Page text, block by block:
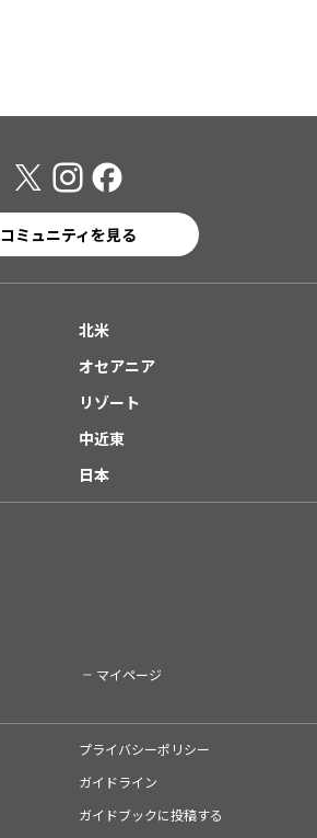
コミュニティを見る
北米
オセアニア
リゾート
中近東
日本
マイページ
プライバシーポリシー
ガイドライン
ガイドブックに投稿する